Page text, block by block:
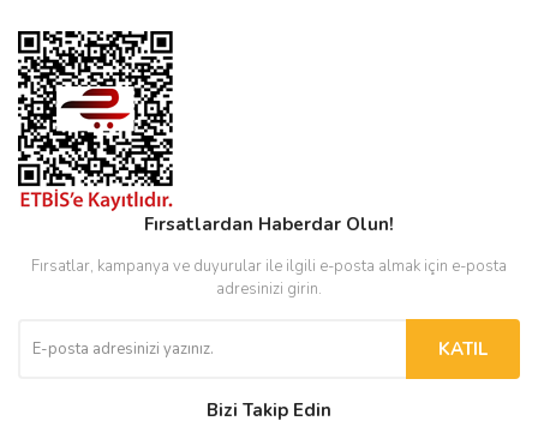
Fırsatlardan Haberdar Olun!
Fırsatlar, kampanya ve duyurular ile ilgili e-posta almak için e-posta
adresinizi girin.
KATIL
Bizi Takip Edin